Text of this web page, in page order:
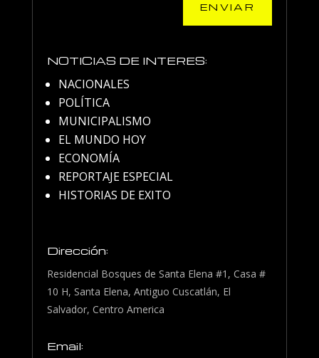
ENVIAR
NOTICIAS DE INTERES:
NACIONALES
POLÍTICA
MUNICIPALISMO
EL MUNDO HOY
ECONOMÍA
REPORTAJE ESPECIAL
HISTORIAS DE EXITO
Dirección:
Residencial Bosques de Santa Elena #1, Casa #
10 H, Santa Elena, Antiguo Cuscatlán, El
Salvador, Centro America
Email: